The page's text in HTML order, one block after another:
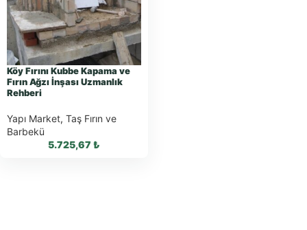
Köy Fırını Kubbe Kapama ve
Fırın Ağzı İnşası Uzmanlık
Rehberi
Yapı Market, Taş Fırın ve
Barbekü
5.725,67 ₺